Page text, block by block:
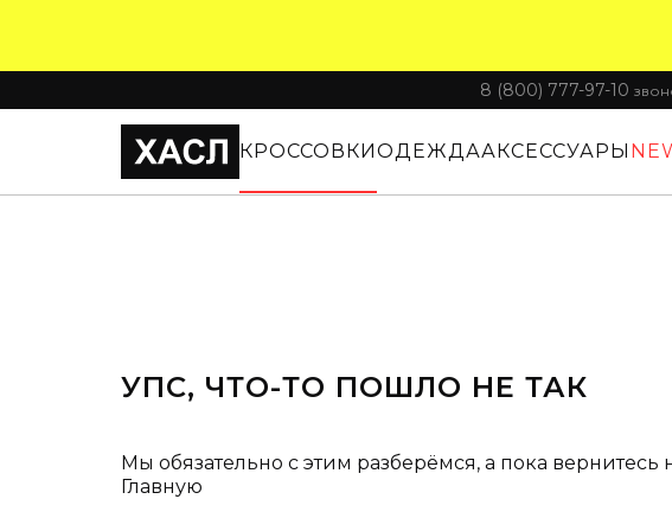
8 (800) 777-97-10
КРОССОВКИОДЕЖДААКСЕССУАРЫ
УПС, ЧТО-ТО ПОШЛО НЕ ТАК
Мы обязательно с этим разберёмся, а пока вернитесь
Главную